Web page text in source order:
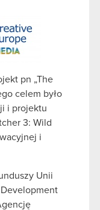
pn „The
celem było
i projektu
3: Wild
i
Unii
Development